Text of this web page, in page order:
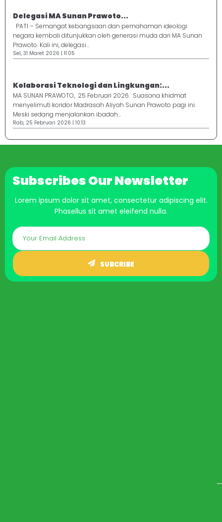
Delegasi MA Sunan Prawoto...
PATI – Semangat kebangsaan dan pemahaman ideologi
negara kembali ditunjukkan oleh generasi muda dari MA Sunan
Prawoto. Kali ini, delegasi...
Sel, 31 Maret 2026 | 11:05
Kolaborasi Teknologi dan Lingkungan:...
MA SUNAN PRAWOTO, 25 Februari 2026. Suasana khidmat
menyelimuti koridor Madrasah Aliyah Sunan Prawoto pagi ini.
Meski sedang menjalankan ibadah...
Rab, 25 Februari 2026 | 10:13
Subscribes Our Newsletter
Lorem ipsum dolor sit amet, consectetur adipiscing elit.
Phasellus sit amet eleifend nulla.
SUBCRIBE